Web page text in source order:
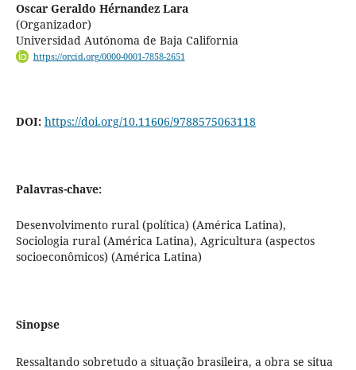
Oscar Geraldo Hérnandez Lara
(Organizador)
Universidad Autónoma de Baja California
https://orcid.org/0000-0001-7858-2651
DOI: https://doi.org/10.11606/9788575063118
Palavras-chave:
Desenvolvimento rural (política) (América Latina),
Sociologia rural (América Latina), Agricultura (aspectos
socioeconômicos) (América Latina)
Sinopse
Ressaltando sobretudo a situação brasileira, a obra se situa